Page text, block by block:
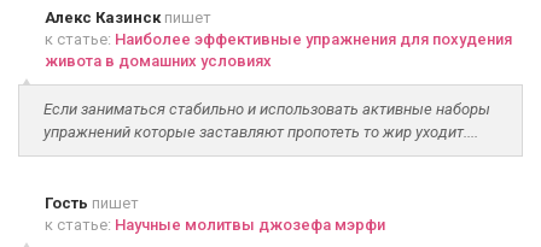
Алекс Казинскпишет
к статье: Наиболее эффективные упражнения для похудения
живота в домашних условиях
Если заниматься стабильно и использовать активные наборы
упражнений которые заставляют пропотеть то жир уходит....
Гость пишет
к статье: Научные молитвы джозефа мэрфи